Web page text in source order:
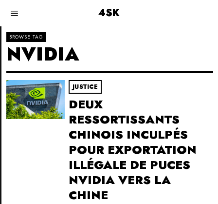
4SK
BROWSE TAG
NVIDIA
JUSTICE
DEUX
RESSORTISSANTS
CHINOIS INCULPÉS
POUR EXPORTATION
ILLÉGALE DE PUCES
NVIDIA VERS LA
CHINE